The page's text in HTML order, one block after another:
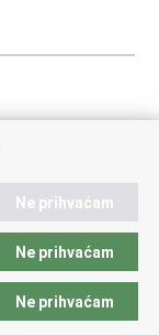
Ne prihvaćam
Ne prihvaćam
Ne prihvaćam